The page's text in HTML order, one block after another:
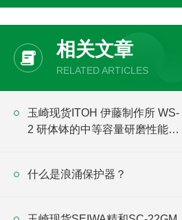
相关文章
RELATED ARTICLES
玉崎现货ITOH 伊藤制作所 WS-
2 研体钵的中等容量研磨性能研
什么是浪涌保护器？